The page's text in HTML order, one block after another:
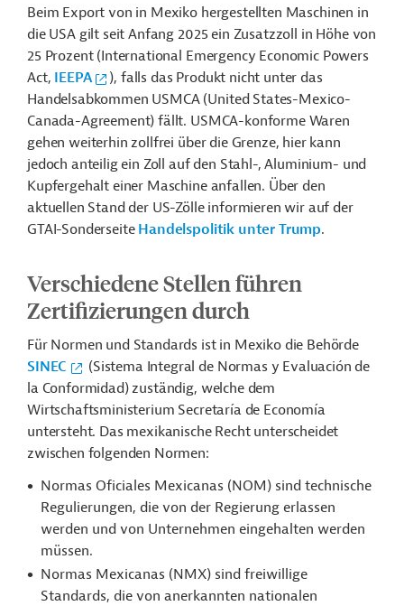
Beim Export von in Mexiko hergestellten Maschinen in
die USA gilt seit Anfang 2025 ein Zusatzzoll in Höhe von
25 Prozent (International Emergency Economic Powers
Act, IEEPA
), falls das Produkt nicht unter das
Handelsabkommen USMCA (United States-Mexico-
Canada-Agreement) fällt. USMCA-konforme Waren
gehen weiterhin zollfrei über die Grenze, hier kann
jedoch anteilig ein Zoll auf den Stahl-, Aluminium- und
Kupfergehalt einer Maschine anfallen. Über den
aktuellen Stand der US-Zölle informieren wir auf der
GTAI-Sonderseite Handelspolitik unter Trump.
Verschiedene Stellen führen
Zertifizierungen durch
Für Normen und Standards ist in Mexiko die Behörde
SINEC
(Sistema Integral de Normas y Evaluación de
la Conformidad) zuständig, welche dem
Wirtschaftsministerium Secretaría de Economía
untersteht. Das mexikanische Recht unterscheidet
zwischen folgenden Normen:
Normas Oficiales Mexicanas (NOM) sind technische
Regulierungen, die von der Regierung erlassen
werden und von Unternehmen eingehalten werden
müssen.
Normas Mexicanas (NMX) sind freiwillige
Standards, die von anerkannten nationalen